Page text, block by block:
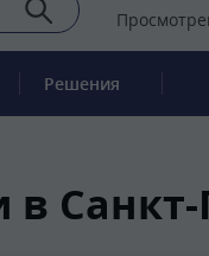
Решения
Санкт-